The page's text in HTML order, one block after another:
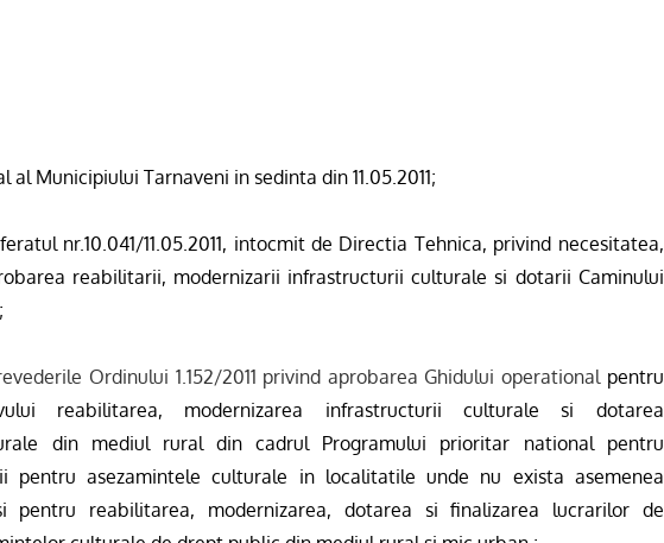
al Municipiului Tarnaveni in sedinta din 11.05.2011;
nr.10.041/11.05.2011, intocmit de Directia Tehnica, privind necesitatea,
reabilitarii, modernizarii infrastructurii culturale si dotarii Caminului
Ordinului 1.152/2011 privind aprobarea Ghidului operational pentru
reabilitarea, modernizarea infrastructurii culturale si dotarea
din mediul rural din cadrul Programului prioritar national pentru
pentru asezamintele culturale in localitatile unde nu exista asemenea
pentru reabilitarea, modernizarea, dotarea si finalizarea lucrarilor de